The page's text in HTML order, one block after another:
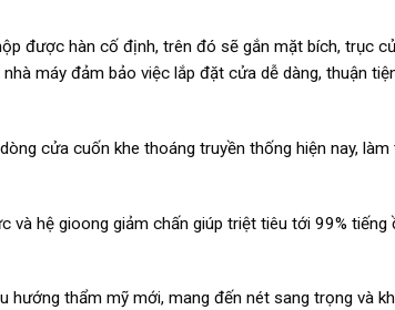
được hàn cố định, trên đó sẽ gắn mặt bích, trục
máy đảm bảo việc lắp đặt cửa dễ dàng, thuận
cửa cuốn khe thoáng truyền thống hiện nay,
và hệ gioong giảm chấn giúp triệt tiêu tới 99% tiếng
thẩm mỹ mới, mang đến nét sang trọng và